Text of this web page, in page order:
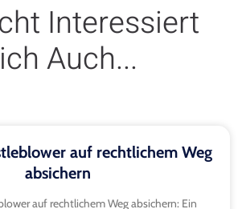
Interessiert
Auch...
auf rechtlichem Weg
absichern
auf rechtlichem Weg absichern: Ein